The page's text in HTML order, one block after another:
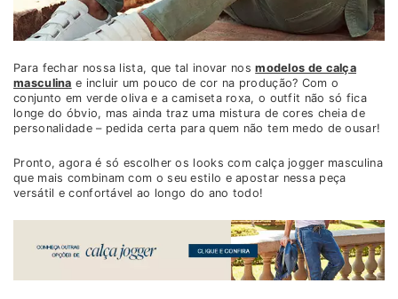
Para fechar nossa lista, que tal inovar nosmodelos de calça
masculina e incluir um pouco de cor na produção? Com o
conjunto em verde oliva e a camiseta roxa, o outfit não só fica
longe do óbvio, mas ainda traz uma mistura de cores cheia de
personalidade – pedida certa para quem não tem medo de ousar!
Pronto, agora é só escolher os looks com calça jogger masculina
que mais combinam com o seu estilo e apostar nessa peça
versátil e confortável ao longo do ano todo!